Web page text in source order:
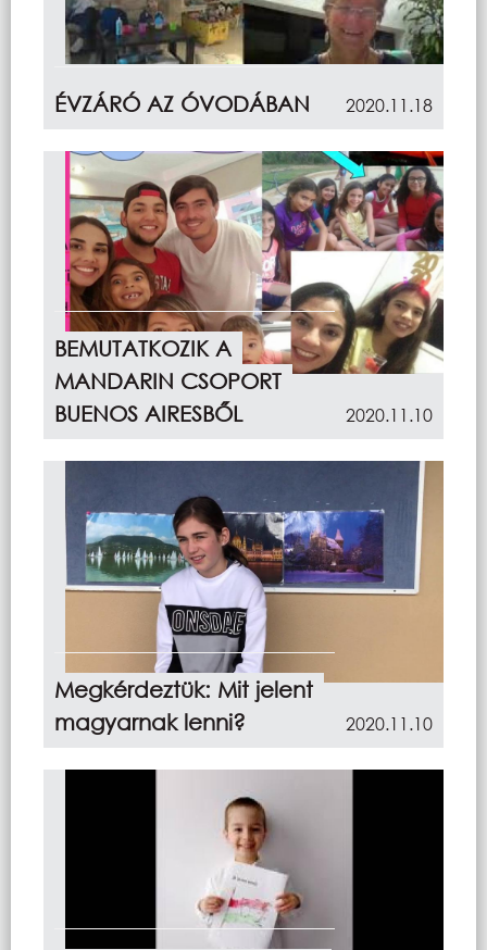
ÉVZÁRÓ AZ ÓVODÁBAN 2020.11.18
BEMUTATKOZIK A
MANDARIN CSOPORT
BUENOS AIRESBŐL
2020.11.10
Megkérdeztük: Mit jelent
magyarnak lenni?
2020.11.10